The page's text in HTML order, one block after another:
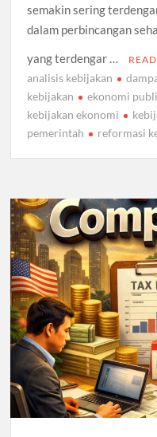
semakin sering
dalam perbincangan
yang terdengar …
analisis kebijakan
kebijakan
ekonomi
kebijakan ekonomi
pemerintah
reformasi